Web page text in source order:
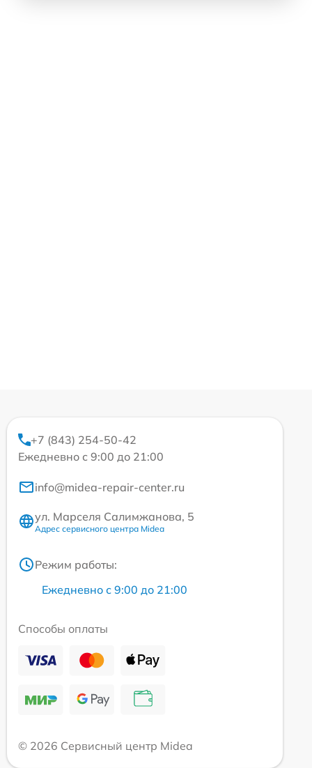
+7 (843) 254-50-42
Ежедневно с 9:00 до 21:00
info@midea-repair-center.ru
ул. Марселя Салимжанова, 5
Адрес сервисного центра Midea
Режим работы:
Ежедневно с 9:00 до 21:00
Способы оплаты
© 2026 Сервисный центр Midea